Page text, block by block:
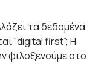
τα δεδομένα
“digital first”; Η
φιλοξενούμε στο